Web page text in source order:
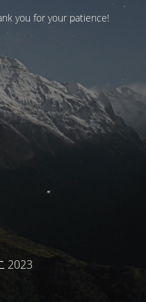
you for your patience!
2023